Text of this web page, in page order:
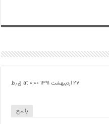
۲۷ اردیبهشت ۱۳۹۱ at ۰:۰۰ ق٫ظ
پاسخ